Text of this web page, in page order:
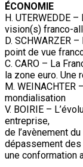
ÉCONOMIE
H. UTERWEDDE
vision(s) franco-
D. SCHWARZER
point de vue
C. CARO – La
la zone euro. Une
M. WEINACHTER
mondialisation
V. BOIRIE –
entreprise,
de l’avènement
dépassement
une conformation